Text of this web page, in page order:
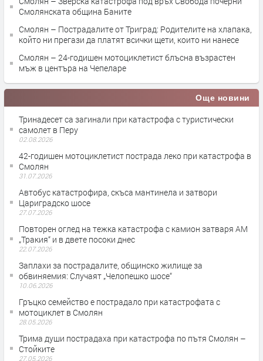
Смолянската община Баните
Смолян – Пострадалите от Триград: Родителите на хлапака,
който ни прегази да платят всички щети, които ни нанесе
Смолян – 24-годишен мотоциклетист блъсна възрастен
мъж в центъра на Чепеларе
Още новини
Тринадесет са загинали при катастрофа с туристически
самолет в Перу
02.08.2026
42-годишен мотоциклетист пострада леко при катастрофа в
Смолян
31.07.2026
Автобус катастрофира, скъса мантинела и затвори
Цариградско шосе
27.07.2026
Повторен оглед на тежка катастрофа с камион затваря АМ
„Тракия“ и в двете посоки днес
22.07.2026
Заплахи за пострадалите, общинско жилище за
обвиняемия: Случаят „Челопешко шосе“
10.06.2026
Гръцко семейство е пострадало при катастрофата с
мотоциклет в Смолян
28.05.2026
Трима души пострадаха при катастрофа по пътя Смолян –
Стойките
27.05.2026